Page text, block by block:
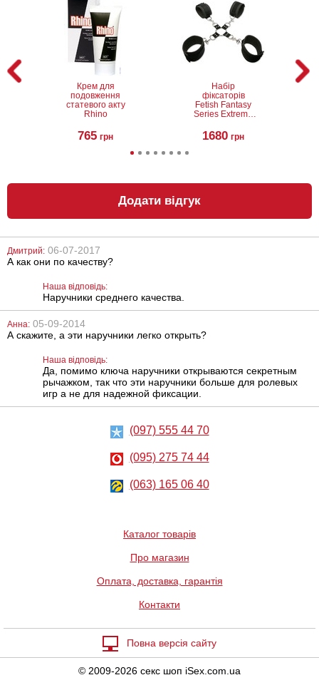
Крем для
подовження
статевого акту
Rhino
765 грн
Набір
фіксаторів
Fetish Fantasy
Series Extreme
1680 грн
Шкіряний батіг
хвостів
1065 грн 688 грн
Анальний
Lubrix Anal gel,
грн 1197
вібрацією Pretty
Love Thimble
631 грн
speeds
Додати відгук
Дмитрий: 06-07-2017
А как они по качеству?
Наша відповідь:
Наручники среднего качества.
Анна: 05-09-2014
А скажите, а эти наручники легко открыть?
Наша відповідь:
Да, помимо ключа наручники открываются секретным
рычажком, так что эти наручники больше для ролевых
игр а не для надежной фиксации.
(097) 555 44 70
(095) 275 74 44
(063) 165 06 40
Каталог товарів
Про магазин
Оплата, доставка, гарантія
Контакти
Повна версія сайту
© 2009-2026 секс шоп iSex.com.ua